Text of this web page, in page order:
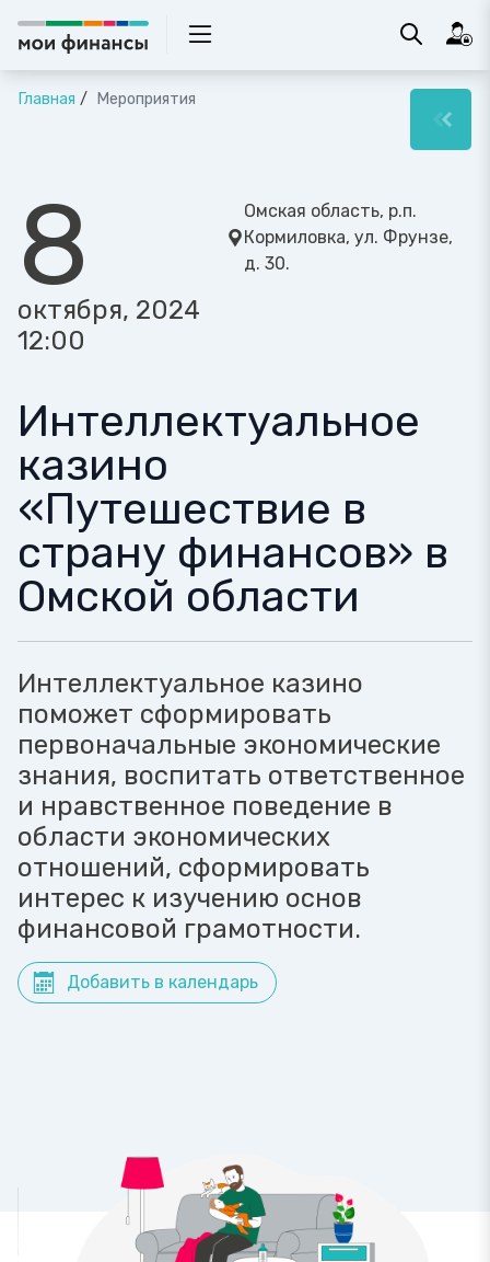
Главная Мероприятия
8
октября, 2024
12:00
Омская область, р.п.
Кормиловка, ул. Фрунзе,
д. 30.
Интеллектуальное
казино
«Путешествие в
страну финансов» в
Омской области
Интеллектуальное казино
поможет сформировать
первоначальные экономические
знания, воспитать ответственное
и нравственное поведение в
области экономических
отношений, сформировать
интерес к изучению основ
финансовой грамотности.
Добавить в календарь